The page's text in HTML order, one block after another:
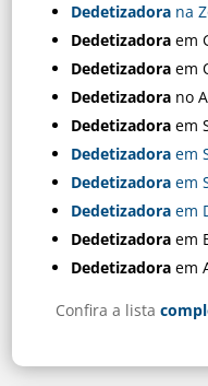
Dedetizadora na
Dedetizadora em
Dedetizadora em
Dedetizadora no
Dedetizadora em
Dedetizadora em
Dedetizadora em
Dedetizadora em
Dedetizadora em
Dedetizadora em
Confira a lista